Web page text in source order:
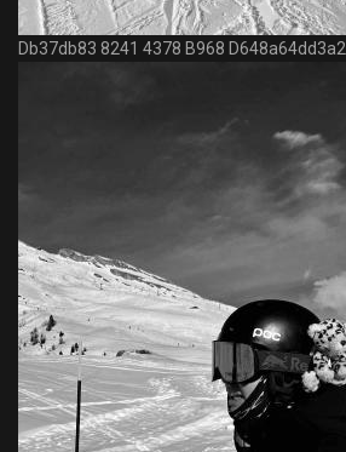
Db37db83 8241 4378 B968 D648a64dd3a2